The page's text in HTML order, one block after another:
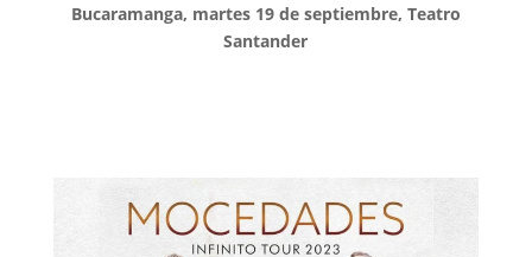
Bucaramanga, martes 19 de septiembre, Teatro
Santander